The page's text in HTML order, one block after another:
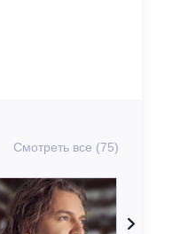
Смотреть все (75)